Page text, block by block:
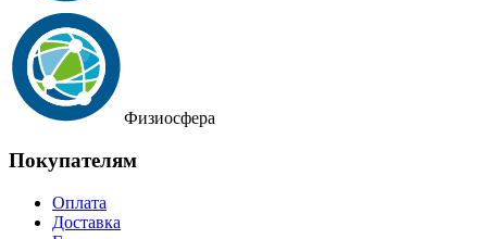
Физиосфера
Покупателям
Оплата
Доставка